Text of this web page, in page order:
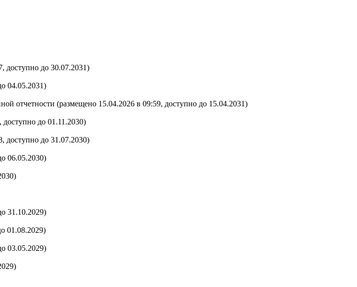
доступно до 30.07.2031)
04.05.2031)
отчетности (размещено 15.04.2026 в 09:59, доступно до 15.04.2031)
доступно до 01.11.2030)
доступно до 31.07.2030)
06.05.2030)
31.10.2029)
01.08.2029)
03.05.2029)